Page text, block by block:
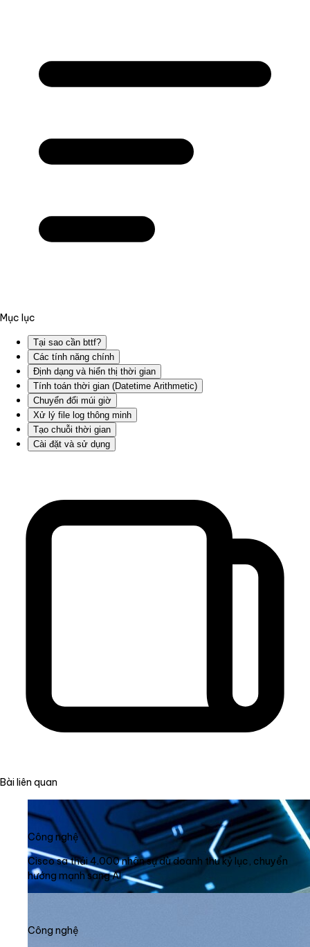
Mục lục
Tại sao cần bttf?
Các tính năng chính
Định dạng và hiển thị thời gian
Tính toán thời gian (Datetime Arithmetic)
Chuyển đổi múi giờ
Xử lý file log thông minh
Tạo chuỗi thời gian
Cài đặt và sử dụng
Bài liên quan
Công nghệ
Cisco sa thải 4.000 nhân sự dù doanh thu kỷ lục, chuyển
hướng mạnh sang AI
Công nghệ